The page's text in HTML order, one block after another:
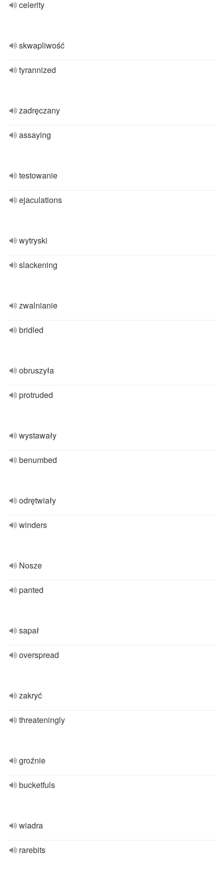
celerity
skwapliwość
tyrannized
zadręczany
assaying
testowanie
ejaculations
wytryski
slackening
zwalnianie
bridled
obruszyła
protruded
wystawały
benumbed
odrętwiały
winders
Nosze
panted
sapał
overspread
zakryć
threateningly
groźnie
bucketfuls
wiadra
rarebits